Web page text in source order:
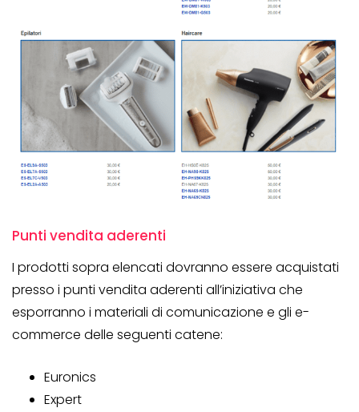
Punti vendita aderenti
I prodotti sopra elencati dovranno essere acquistati
presso i punti vendita aderenti all’iniziativa che
esporranno i materiali di comunicazione e gli e-
commerce delle seguenti catene:
Euronics
Expert